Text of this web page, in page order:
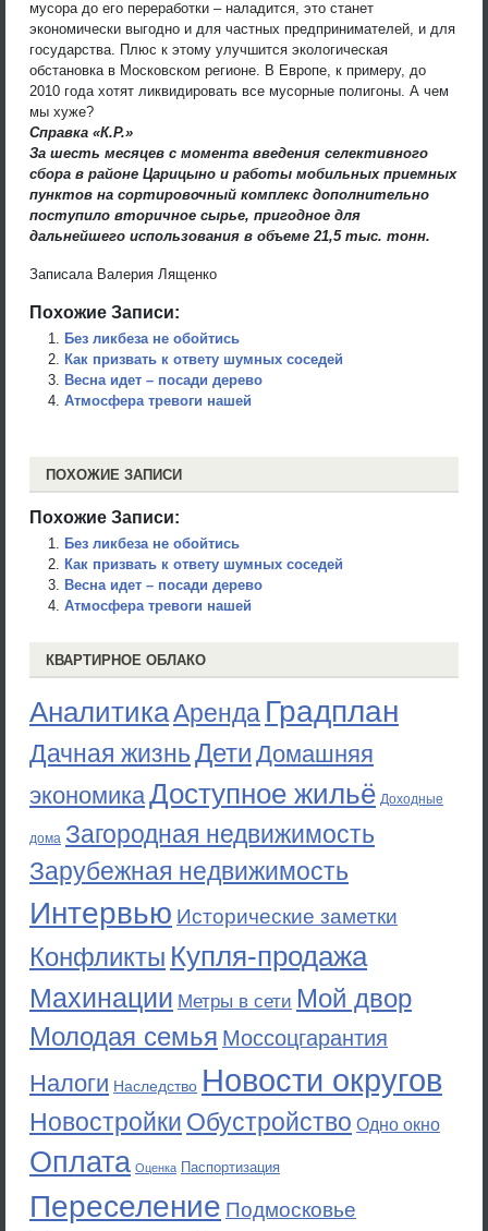
мусора до его переработки – наладится, это станет
экономически выгодно и для частных предпринимателей, и для
государства. Плюс к этому улучшится экологическая
обстановка в Московском регионе. В Европе, к примеру, до
2010 года хотят ликвидировать все мусорные полигоны. А чем
мы хуже?
Справка «К.Р.»
За шесть месяцев с момента введения селективного
сбора в районе Царицыно и работы мобильных приемных
пунктов на сортировочный комплекс дополнительно
поступило вторичное сырье, пригодное для
дальнейшего использования в объеме 21,5 тыс. тонн.
Записала Валерия Лященко
Похожие Записи:
Без ликбеза не обойтись
Как призвать к ответу шумных соседей
Весна идет – посади дерево
Атмосфера тревоги нашей
ПОХОЖИЕ ЗАПИСИ
Похожие Записи:
Без ликбеза не обойтись
Как призвать к ответу шумных соседей
Весна идет – посади дерево
Атмосфера тревоги нашей
КВАРТИРНОЕ ОБЛАКО
АналитикаАренда Градплан
Дачная жизньДети Домашняя
экономикаДоступное жильё Доходные
дома Загородная недвижимость
Зарубежная недвижимость
Интервью Исторические заметки
Конфликты Купля-продажа
Махинации Метры в сети Мой двор
Молодая семья Моссоцгарантия
Налоги Наследство Новости округов
Новостройки Обустройство Одно окно
Оплата Оценка Паспортизация
Переселение Подмосковье